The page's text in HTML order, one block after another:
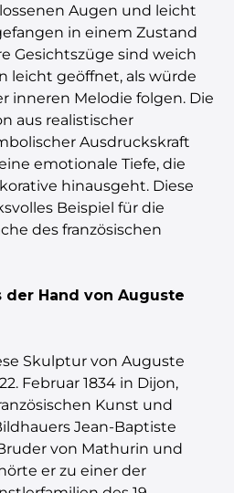
Augen und leicht
in einem Zustand
Gesichtszüge sind weich
leicht geöffnet, als würde
inneren Melodie folgen. Die
aus realistischer
Ausdruckskraft
emotionale Tiefe, die
hinausgeht. Diese
Beispiel für die
des französischen
der Hand von Auguste
Skulptur von Auguste
Februar 1834 in Dijon,
Kunst und
Jean-Baptiste
von Mathurin und
er zu einer der